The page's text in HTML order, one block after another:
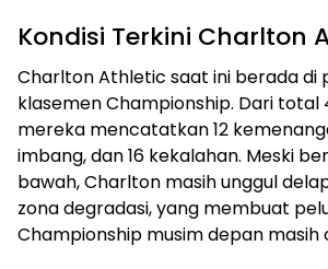
Kondisi Terkini Charlton
Charlton Athletic saat ini berada di
klasemen Championship. Dari total
mereka mencatatkan 12
imbang, dan 16 kekalahan. Meski
bawah, Charlton masih unggul
zona degradasi, yang membuat
Championship musim depan masih